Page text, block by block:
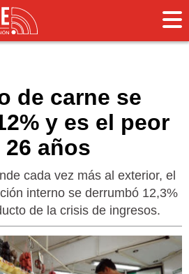
de carne se
y es el peor
años
cada vez más al exterior, el
interno se derrumbó 12,3%
de la crisis de ingresos.